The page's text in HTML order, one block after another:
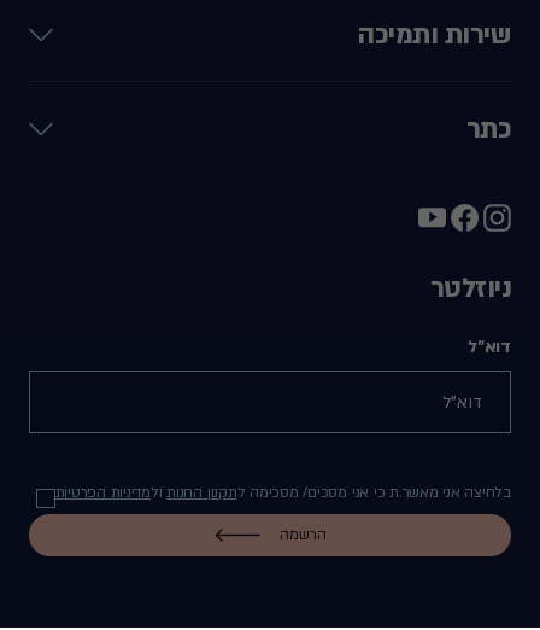
שירות ותמיכה
כתר
ניוזלטר
דוא"ל
בלחיצה אני מאשר.ת כי אני מסכים/ מסכימה לתקנון החנותולמדיניות הפרטיות
הרשמה